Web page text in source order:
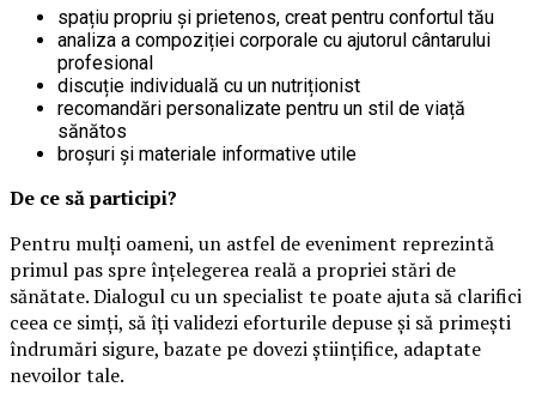
spațiu propriu și prietenos, creat pentru confortul tău
analiza a compoziției corporale cu ajutorul cântarului
profesional
discuție individuală cu un nutriționist
recomandări personalizate pentru un stil de viață
sănătos
broșuri și materiale informative utile
De ce să participi?
Pentru mulți oameni, un astfel de eveniment reprezintă
primul pas spre înțelegerea reală a propriei stări de
sănătate. Dialogul cu un specialist te poate ajuta să clarifici
ceea ce simți, să îți validezi eforturile depuse și să primești
îndrumări sigure, bazate pe dovezi științifice, adaptate
nevoilor tale.